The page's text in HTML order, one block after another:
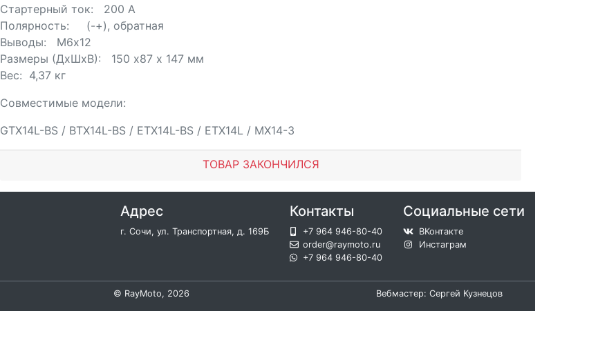
Стартерный ток: 200 А
Полярность: (-+), обратная
Выводы: М6х12
Размеры (ДхШхВ): 150 х87 х 147 мм
Вес: 4,37 кг
Совместимые модели:
GTX14L-BS / BTX14L-BS / ETX14L-BS / ETX14L / MX14-3
ТОВАР ЗАКОНЧИЛСЯ
Адрес
г. Сочи, ул. Транспортная, д. 169Б
Контакты
+7 964 946-80-40
order@raymoto.ru
+7 964 946-80-40
Социальные сети
ВКонтакте
Инстаграм
© RayMoto, 2026 Вебмастер: Сергей Кузнецов